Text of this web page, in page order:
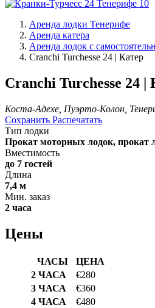
Аренда лодки Тенерифе
Аренда катера
Аренда лодок с
Cranchi Turchesse 24 | Катер
Cranchi Turchesse 24 |
Коста-Адехе, Пуэрто-Колон,
Сохранить Распечатать
Тип лодки
Прокат моторных лодок, прокат
Вместимость
до 7 гостей
Длина
7,4 м
Мин. заказ
2 часа
Цены
ЧАСЫ
ЦЕНА
2 ЧАСА
€280
3 ЧАСА
€360
4 ЧАСА
€480